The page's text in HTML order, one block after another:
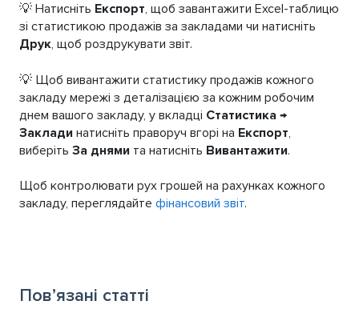
💡 Натисніть Експорт, щоб завантажити Excel-таблицю
зі статистикою продажів за закладами чи натисніть
Друк, щоб роздрукувати звіт.
💡 Щоб вивантажити статистику продажів кожного
закладу мережі з деталізацією за кожним робочим
днем вашого закладу, у вкладці Статистика →
Заклади натисніть праворуч вгорі на Експорт,
виберіть За днями та натисніть Вивантажити.
Щоб контролювати рух грошей на рахунках кожного
закладу, переглядайте фінансовий звіт.
Пов’язані статті